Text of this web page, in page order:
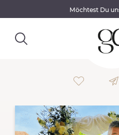
Möchtest Du